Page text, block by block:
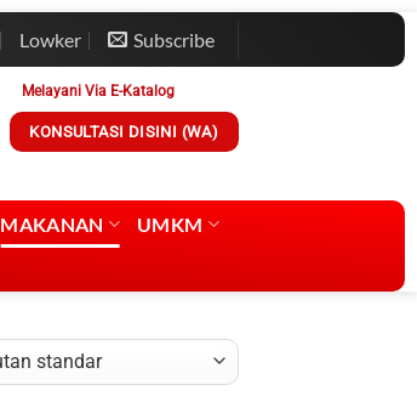
Lowker Subscribe
Melayani Via E-Katalog
KONSULTASI DISINI (WA)
MAKANAN
UMKM